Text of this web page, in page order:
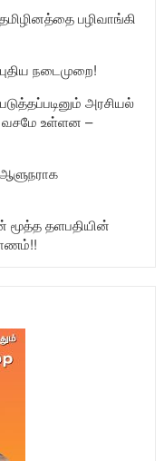
பழிவாங்கி
நடைமுறை!
அரசியல்
வசமே உள்ளன –
மூத்த தளபதியின்